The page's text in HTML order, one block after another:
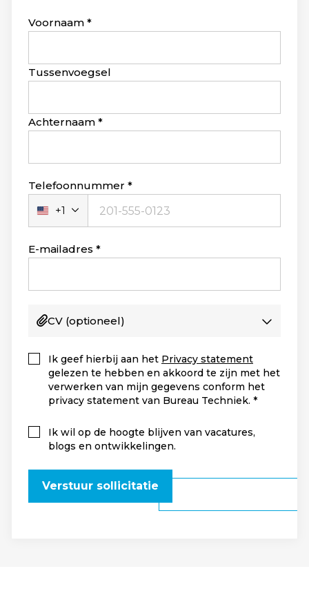
Leave
blank
Voornaam
Tussenvoegsel
Achternaam
Telefoonnummer
Verenigde
Staten
+1
+1
E-mailadres
CV (optioneel)
Ik geef hierbij aan het Privacy statement
gelezen te hebben en akkoord te zijn met het
verwerken van mijn gegevens conform het
privacy statement van Bureau Techniek.
Ik wil op de hoogte blijven van vacatures,
blogs en ontwikkelingen.
Verstuur sollicitatie